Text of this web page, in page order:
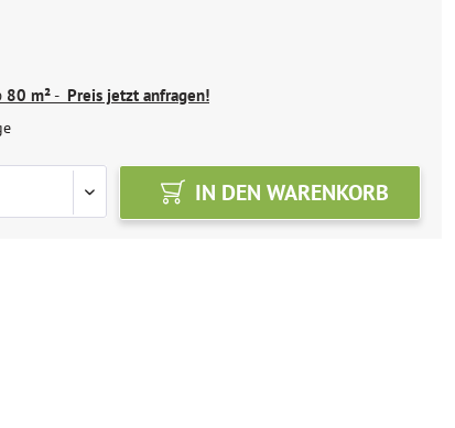
80 m²- Preis jetzt anfragen!
IN DEN WARENKORB